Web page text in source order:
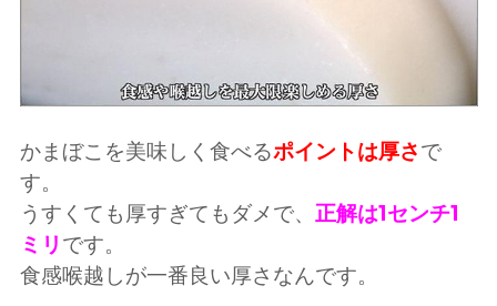
かまぼこを美味しく食べるポイントは厚さで
す。
うすくても厚すぎてもダメで、 正解は1センチ1
ミリ です。
食感喉越しが一番良い厚さなんです。